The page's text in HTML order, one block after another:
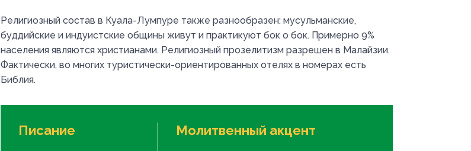
Религиозный состав в Куала-Лумпуре также разнообразен: мусульманские,
буддийские и индуистские общины живут и практикуют бок о бок. Примерно 9%
населения являются христианами. Религиозный прозелитизм разрешен в Малайзии.
Фактически, во многих туристически-ориентированных отелях в номерах есть
Библия.
Писание Молитвенный акцент